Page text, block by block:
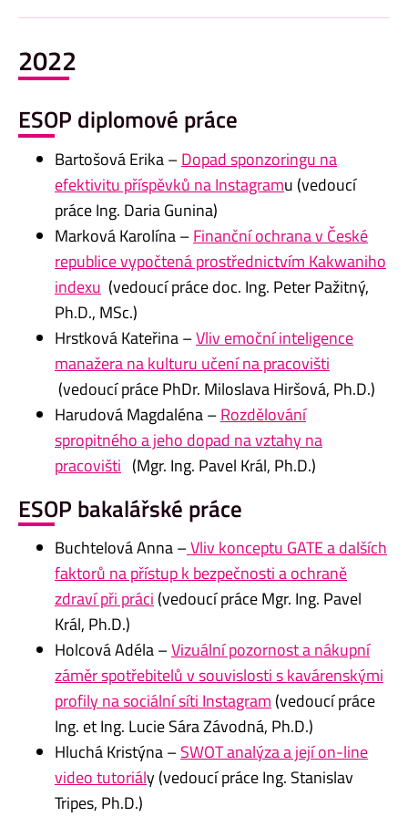
2022
ESOP diplomové práce
Bartošová Erika –Dopad sponzoringu na
efektivitu příspěvků na Instagramu (vedoucí
práce Ing. Daria Gunina)
Marková Karolína –Finanční ochrana v České
republice vypočtená prostřednictvím Kakwaniho
indexu (vedoucí práce doc. Ing. Peter Pažitný,
Ph.D., MSc.)
Hrstková Kateřina –Vliv emoční inteligence
manažera na kulturu učení na pracovišti
(vedoucí práce PhDr. Miloslava Hiršová, Ph.D.)
Harudová Magdaléna –Rozdělování
spropitného a jeho dopad na vztahy na
pracovišti (Mgr. Ing. Pavel Král, Ph.D.)
ESOP bakalářské práce
Buchtelová Anna –Vliv konceptu GATE a dalších
faktorů na přístup k bezpečnosti a ochraně
zdraví při práci (vedoucí práce Mgr. Ing. Pavel
Král, Ph.D.)
Holcová Adéla –Vizuální pozornost a nákupní
záměr spotřebitelů v souvislosti s kavárenskými
profily na sociální síti Instagram (vedoucí práce
Ing. et Ing. Lucie Sára Závodná, Ph.D.)
Hluchá Kristýna –SWOT analýza a její on-line
video tutoriály (vedoucí práce Ing. Stanislav
Tripes, Ph.D.)